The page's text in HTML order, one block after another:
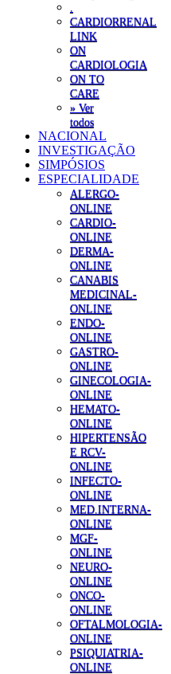
CARDIORRENAL
LINK
ON
CARDIOLOGIA
ON TO
CARE
» Ver
todos
NACIONAL
INVESTIGAÇÃO
SIMPÓSIOS
ESPECIALIDADE
ALERGO-
ONLINE
CARDIO-
ONLINE
DERMA-
ONLINE
CANABIS
MEDICINAL-
ONLINE
ENDO-
ONLINE
GASTRO-
ONLINE
GINECOLOGIA-
ONLINE
HEMATO-
ONLINE
HIPERTENSÃO
E RCV-
ONLINE
INFECTO-
ONLINE
MED.INTERNA-
ONLINE
MGF-
ONLINE
NEURO-
ONLINE
ONCO-
ONLINE
OFTALMOLOGIA-
ONLINE
PSIQUIATRIA-
ONLINE